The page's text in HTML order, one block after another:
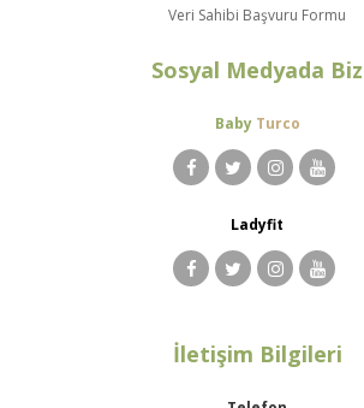
Veri Sahibi Başvuru Formu
Sosyal Medyada Biz
Baby Turco
Ladyfit
İletişim Bilgileri